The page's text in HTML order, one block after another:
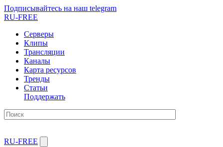
Подписывайтесь на наш telegram
RU-FREE
Серверы
Клипы
Трансляции
Каналы
Карта ресурсов
Тренды
Статьи
Поддержать
RU-FREE